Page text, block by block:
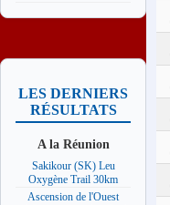
LES DERNIERS
RÉSULTATS
A la Réunion
Sakikour (SK) Leu
Oxygène Trail 30km
Ascension de l'Ouest